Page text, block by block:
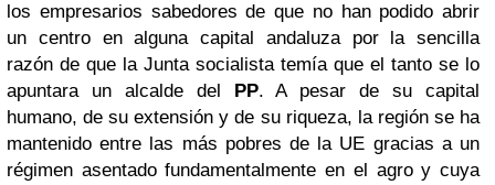
los empresarios sabedores de que no han podido abrir
un centro en alguna capital andaluza por la sencilla
razón de que la Junta socialista temía que el tanto se lo
apuntara un alcalde del
PP. A pesar de su capital
humano, de su extensión y de su riqueza, la región se ha
mantenido entre las más pobres de la UE gracias a un
régimen asentado fundamentalmente en el agro y cuya